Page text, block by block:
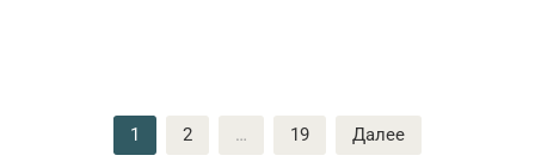
1 2 … 19 Далее